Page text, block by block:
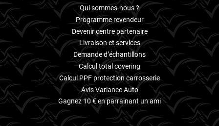
Smart
Ssangyong
Subaru
Suzuki
Tata
Tesla
Toyota
Qui sommes-nous ?
Programme revendeur
Devenir centre partenaire
Livraison et services
Demande d’échantillons
Calcul total covering
Calcul PPF protection carrosserie
Avis Variance Auto
Gagnez 10 € en parrainant un ami